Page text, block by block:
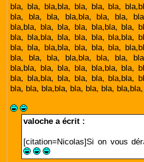
bla, bla, bla,bla, bla, bla, bla,
bla, bla, bla, bla,bla, bla, bla,
bla,bla, bla, bla, bla, bla,bla, bla,
bla, bla,bla, bla, bla, bla, bla,bla,
bla, bla, bla,bla, bla, bla, bla,
bla, bla, bla, bla,bla, bla, bla,
bla,bla, bla, bla, bla, bla,bla, bla,
bla, bla,bla, bla, bla, bla, bla,bla,
bla, bla, bla,bla, bla, bla, bla,
valoche a écrit :
[citation=Nicolas]Si on vous